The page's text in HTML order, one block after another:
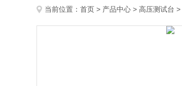
当前位置： 首页 > 产品中心 > 高压测试台 >